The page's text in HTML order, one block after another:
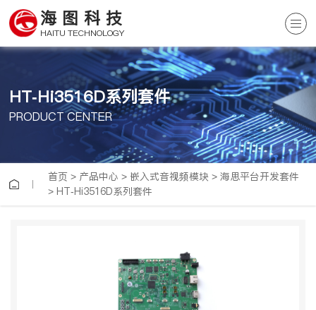
海图科技
HAITU TECHNOLOGY
HT-Hi3516D系列套件
PRODUCT CENTER
首页 > 产品中心 > 嵌入式音视频模块 >海思平台开发套件
> HT-Hi3516D系列套件